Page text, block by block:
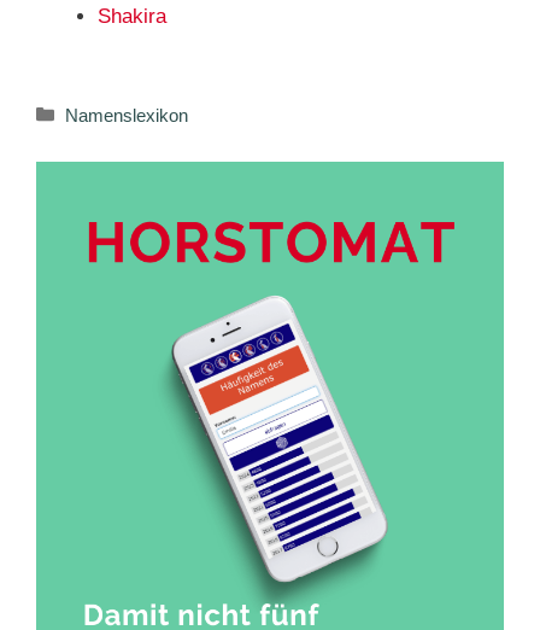
Shakira
Kategorien
Namenslexikon